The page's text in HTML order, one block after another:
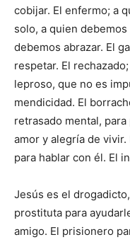
cobijar. El enfermo; a
solo, a quien
debemos abrazar. El
respetar. El
leproso, que no es
mendicidad. El
retrasado mental,
amor y alegría de
para hablar con él. El
Jesús es el
prostituta para
amigo. El prisionero